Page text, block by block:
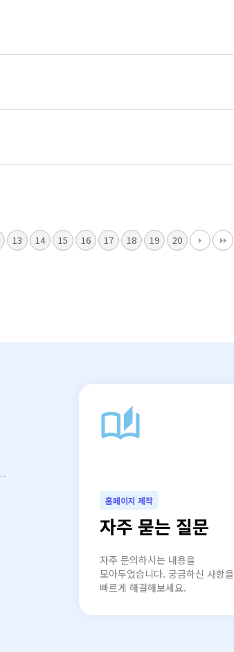
13 14 15 16 17 18 19 20
auto_stories
홈페이지 제작
자주 묻는 질문
자주 문의하시는 내용을
모아두었습니다. 궁금하신 사항을
빠르게 해결해보세요.